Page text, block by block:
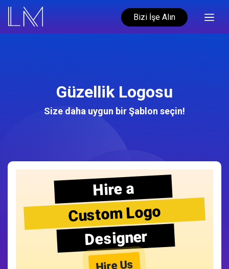
Bizi İşe Alın
Güzellik Logosu
Size daha uygun bir Şablon seçin!
Hire a
Custom Logo
Designer
Hire Us